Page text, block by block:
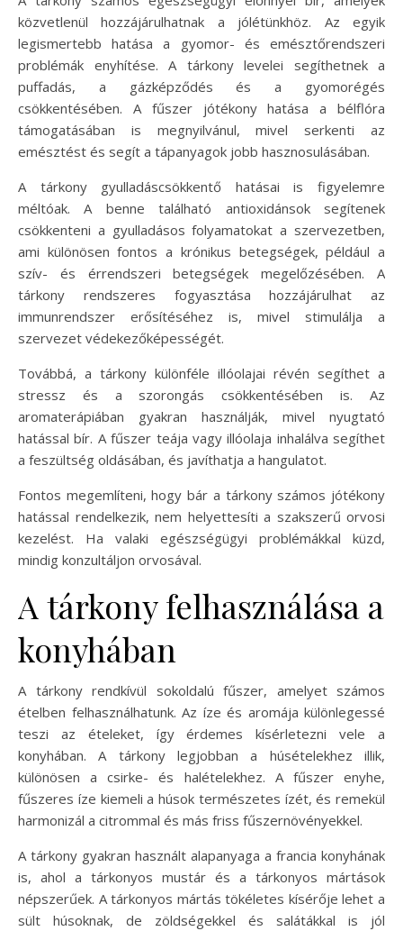
közvetlenül hozzájárulhatnak a jólétünkhöz. Az egyik
legismertebb hatása a gyomor- és emésztőrendszeri
problémák enyhítése. A tárkony levelei segíthetnek a
puffadás, a gázképződés és a gyomorégés
csökkentésében. A fűszer jótékony hatása a bélflóra
támogatásában is megnyilvánul, mivel serkenti az
emésztést és segít a tápanyagok jobb hasznosulásában.
A tárkony gyulladáscsökkentő hatásai is figyelemre
méltóak. A benne található antioxidánsok segítenek
csökkenteni a gyulladásos folyamatokat a szervezetben,
ami különösen fontos a krónikus betegségek, például a
szív- és érrendszeri betegségek megelőzésében. A
tárkony rendszeres fogyasztása hozzájárulhat az
immunrendszer erősítéséhez is, mivel stimulálja a
szervezet védekezőképességét.
Továbbá, a tárkony különféle illóolajai révén segíthet a
stressz és a szorongás csökkentésében is. Az
aromaterápiában gyakran használják, mivel nyugtató
hatással bír. A fűszer teája vagy illóolaja inhalálva segíthet
a feszültség oldásában, és javíthatja a hangulatot.
Fontos megemlíteni, hogy bár a tárkony számos jótékony
hatással rendelkezik, nem helyettesíti a szakszerű orvosi
kezelést. Ha valaki egészségügyi problémákkal küzd,
mindig konzultáljon orvosával.
A tárkony felhasználása a
konyhában
A tárkony rendkívül sokoldalú fűszer, amelyet számos
ételben felhasználhatunk. Az íze és aromája különlegessé
teszi az ételeket, így érdemes kísérletezni vele a
konyhában. A tárkony legjobban a húsételekhez illik,
különösen a csirke- és halételekhez. A fűszer enyhe,
fűszeres íze kiemeli a húsok természetes ízét, és remekül
harmonizál a citrommal és más friss fűszernövényekkel.
A tárkony gyakran használt alapanyaga a francia konyhának
is, ahol a tárkonyos mustár és a tárkonyos mártások
népszerűek. A tárkonyos mártás tökéletes kísérője lehet a
sült húsoknak, de zöldségekkel és salátákkal is jól